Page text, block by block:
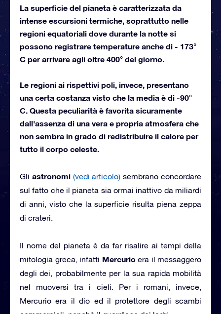
La superficie del pianeta è caratterizzata da
intense escursioni termiche, soprattutto nelle
regioni equatoriali dove durante la notte si
possono registrare temperature anche di - 173°
C per arrivare agli oltre 400° del giorno.
Le regioni ai rispettivi poli, invece, presentano
una certa costanza visto che la media è di -90°
C. Questa peculiarità è favorita sicuramente
dall'assenza di una vera e propria atmosfera che
non sembra in grado di redistribuire il calore per
tutto il corpo celeste.
Gli astronomi (vedi articolo) sembrano concordare
sul fatto che il pianeta sia ormai inattivo da miliardi
di anni, visto che la superficie risulta piena zeppa
di crateri.
Il nome del pianeta è da far risalire ai tempi della
mitologia greca, infatti Mercurioera il messaggero
degli dei, probabilmente per la sua rapida mobilità
nel muoversi tra i cieli. Per i romani, invece,
Mercurio era il dio ed il protettore degli scambi